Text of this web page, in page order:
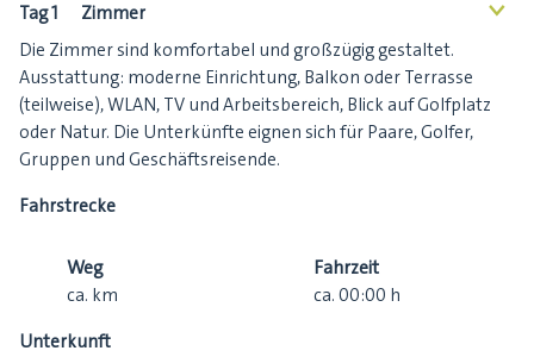
Tag 1 Zimmer <
Die Zimmer sind komfortabel und großzügig gestaltet.
Ausstattung: moderne Einrichtung, Balkon oder Terrasse
(teilweise), WLAN, TV und Arbeitsbereich, Blick auf Golfplatz
oder Natur. Die Unterkünfte eignen sich für Paare, Golfer,
Gruppen und Geschäftsreisende.
Fahrstrecke
Weg
ca. km
Fahrzeit
ca. 00:00 h
Unterkunft